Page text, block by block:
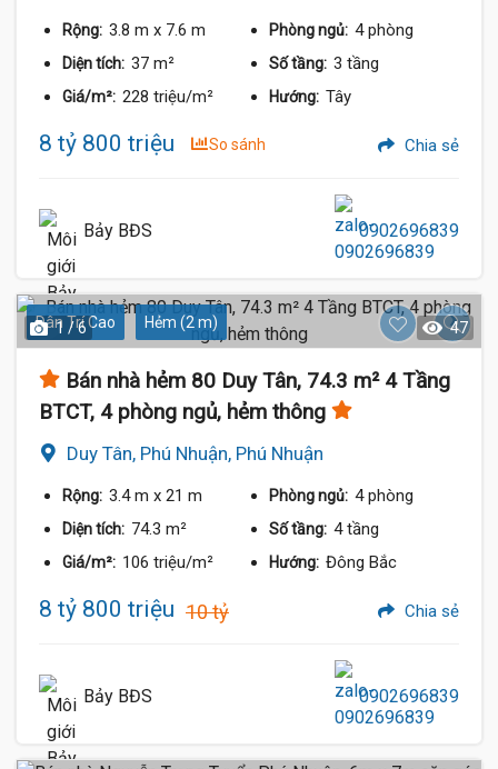
Rộng: 3.8 m x 7.6 m Phòng ngủ: 4 phòng
Diện tích: 37 m² Số tầng: 3 tầng
Giá/m²: 228 triệu/m² Hướng: Tây
8 tỷ 800 triệu So sánh Chia sẻ
Bảy BĐS 0902696839
Dân Trí Cao Hẻm (2 m)
1 / 6 47
Bán nhà hẻm 80 Duy Tân, 74.3 m² 4 Tầng
BTCT, 4 phòng ngủ, hẻm thông
Duy Tân, Phú Nhuận, Phú Nhuận
Rộng: 3.4 m x 21 m Phòng ngủ: 4 phòng
Diện tích: 74.3 m² Số tầng: 4 tầng
Giá/m²: 106 triệu/m² Hướng: Đông Bắc
8 tỷ 800 triệu 10 tỷ Chia sẻ
Bảy BĐS 0902696839